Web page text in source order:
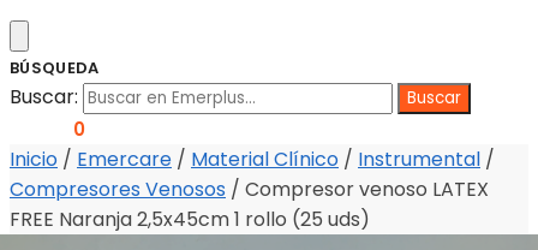
BÚSQUEDA
Buscar:
0
Inicio / Emercare / Material Clínico / Instrumental /
Compresores Venosos / Compresor venoso LATEX
FREE Naranja 2,5x45cm 1 rollo (25 uds)